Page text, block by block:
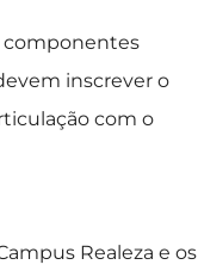
componentes
inscrever o
com o
Realeza e os